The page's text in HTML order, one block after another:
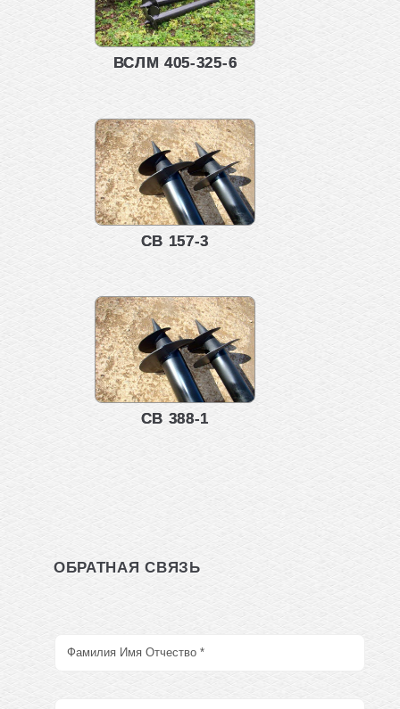
ВСЛМ 405-325-6
СВ 157-3
СВ 388-1
ОБРАТНАЯ СВЯЗЬ